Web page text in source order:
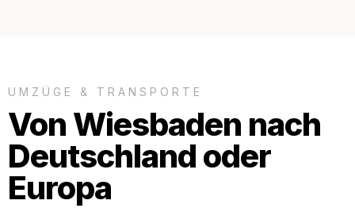
UMZÜGE & TRANSPORTE
Von Wiesbaden nach
Deutschland oder
Europa